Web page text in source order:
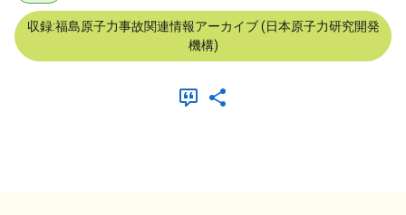
収録:福島原子力事故関連情報アーカイブ (日本原子力研究開発
機構)